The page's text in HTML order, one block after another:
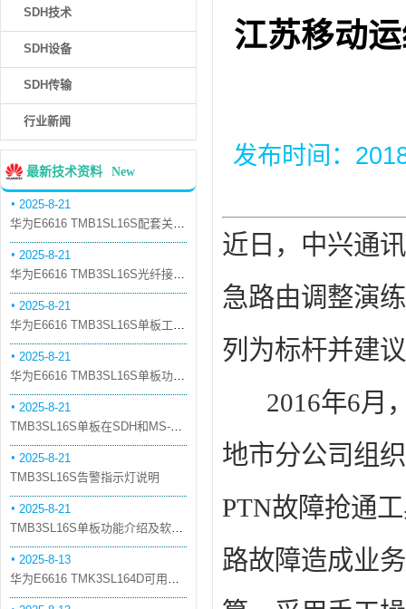
SDH技术
SDH设备
SDH传输
行业新闻
最新技术资料 New
2025-8-21
华为E6616 TMB1SL16S配套关系和替代关系
2025-8-21
华为E6616 TMB3SL16S光纤接口板槽位占用介绍
2025-8-21
华为E6616 TMB3SL16S单板工作原理和信号流
2025-8-21
华为E6616 TMB3SL16S单板功能和机械指标
2025-8-21
TMB3SL16S单板在SDH和MS-OTN模式下的应用
2025-8-21
TMB3SL16S告警指示灯说明
2025-8-21
TMB3SL16S单板功能介绍及软件配套
2025-8-13
华为E6616 TMK3SL164D可用万兆光模块
江苏移动
发布时间：
近日，中兴通讯
急路由调整演
列为标杆并建
2016年6月，
地市分公司组
PTN故障抢通
路故障造成业